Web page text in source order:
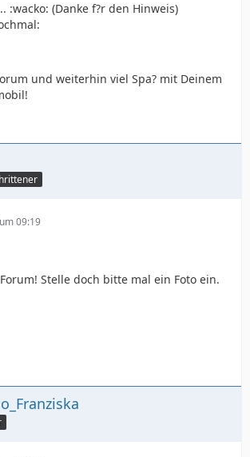
:wacko: (Danke f?r den Hinweis)
und weiterhin viel Spa? mit Deinem
09:19
Stelle doch bitte mal ein Foto ein.